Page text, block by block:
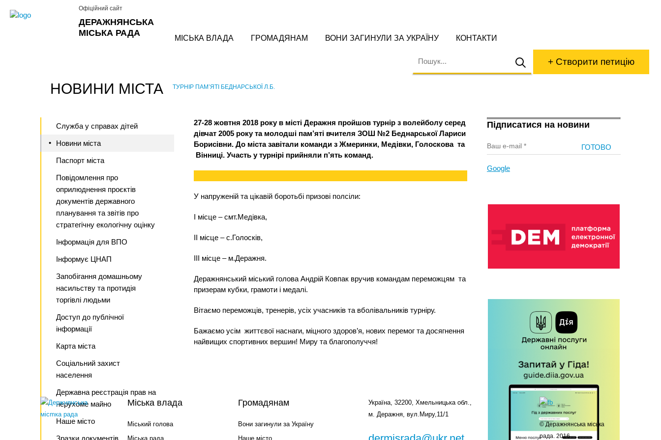
ДЕРАЖНЯНСЬКА
МІСЬКА РАДА
Офіційний сайт
МІСЬКА ВЛАДА ГРОМАДЯНАМ ВОНИ ЗАГИНУЛИ ЗА УКРАЇНУ КОНТАКТИ
+ Створити петицію
НОВИНИ МІСТА ТУРНІР ПАМ’ЯТІ БЕДНАРСЬКОЇ Л.Б.
Служба у справах дітей
Новини міста
Паспорт міста
Повідомлення про
оприлюднення проєктів
документів державного
планування та звітів про
стратегічну екологічну оцінку
Інформація для ВПО
Інформує ЦНАП
Запобігання домашньому
насильству та протидія
торгівлі людьми
Доступ до публічної
інформації
Карта міста
Соціальний захист
населення
Державна реєстрація прав на
нерухоме майно
Наше місто
Зразки документів
Підписатися на новини
Google
27-28 жовтня 2018 року в місті Деражня пройшов турнір з волейболу серед
дівчат 2005 року та молодші пам’яті вчителя ЗОШ №2 Беднарської Лариси
Борисівни. До міста завітали команди з Жмеринки, Медівки, Голоскова та
Вінниці. Участь у турнірі прийняли п’ять команд.
У напруженій та цікавій боротьбі призові полсіли:
І місце – смт.Медівка,
ІІ місце – с.Голосків,
ІІІ місце – м.Деражня.
Деражнянський міський голова Андрій Ковпак вручив командам переможцям та
призерам кубки, грамоти і медалі.
Вітаємо переможців, тренерів, усіх учасників та вболівальників турніру.
Бажаємо усім життєвої наснаги, міцного здоров’я, нових перемог та досягнення
найвищих спортивних вершин! Миру та благополуччя!
Міська влада
Міський голова
Міська рада
Громадянам
Вони загинули за Україну
Наше місто
Україна, 32200, Хмельницька обл.,
м. Деражня, вул.Миру,11/1
© Деражнянська міська
рада. 2016